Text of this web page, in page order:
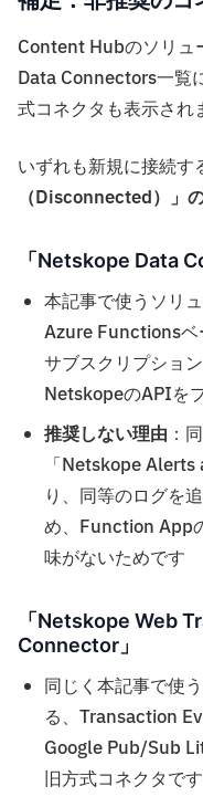
Content Hubのソリュ
Data Connectors一覧
式コネクタも表示され
いずれも新規に接続す
（Disconnected）」
「Netskope Data
本記事で使うソリ
Azure Functionsベ
サブスクリプショ
NetskopeのAPIを
推奨しない理由 ：
「Netskope
り、同等のログを
め、Function App
味がないためです
「Netskope Web
Connector」
同じく本記事で使
る、Transaction
Google Pub/Sub
旧方式コネクタです